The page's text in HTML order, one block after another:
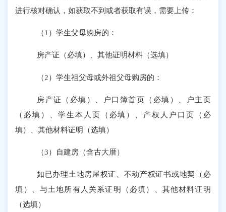
进行核对确认，如获取不到或者获取有误，需要上传：
（1）学生父母购房的：
房产证（必填）、其他证明材料（选填）
（2）学生祖父母或外祖父母购房的：
房产证（必填）、户口簿首页（必填）、户主页
（必填）、学生本人页（必填）、产权人户口页（必
填）、其他材料证明（选填）
（3）自建房（含古大厝）
如已办理土地房屋权证、不动产权证书或地契（必
填）、与土地所有人关系证明（必填）、其他材料证明
（选填）